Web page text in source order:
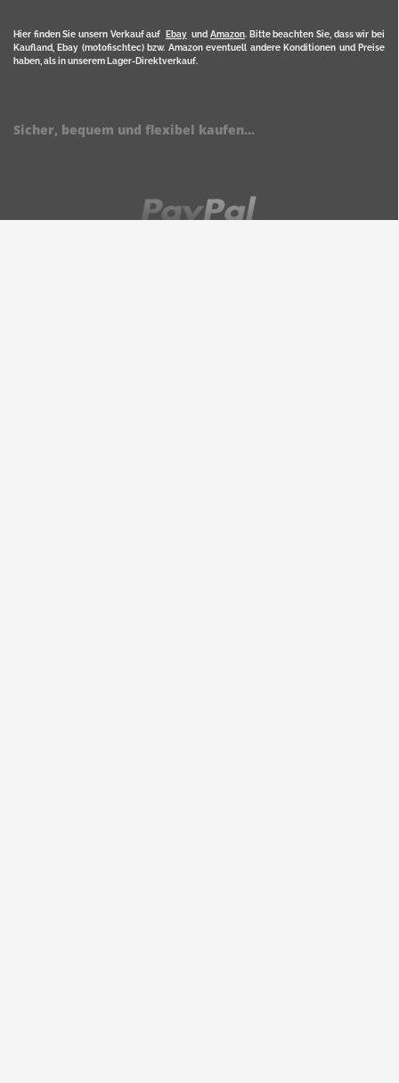
Hier finden Sie unsern Verkauf auf Ebayund Amazon. Bitte beachten Sie, dass wir bei
Kaufland, Ebay (motofischtec) bzw. Amazon eventuell andere Konditionen und Preise
haben, als in unserem Lager-Direktverkauf.
Sicher, bequem und flexibel kaufen...